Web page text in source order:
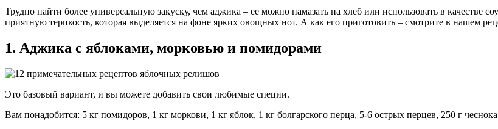
Трудно найти более универсальную закуску, чем аджика – ее можно намазать на хлеб или использовать в качестве
приятную терпкость, которая выделяется на фоне ярких овощных нот. А как его приготовить – смотрите в нашем
1. Аджика с яблоками, морковью и помидорами
Это базовый вариант, и вы можете добавить свои любимые специи.
Вам понадобится: 5 кг помидоров, 1 кг моркови, 1 кг яблок, 1 кг болгарского перца, 5-6 острых перцев, 250 г